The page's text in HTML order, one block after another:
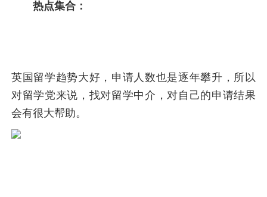
热点集合：
英国留学趋势大好，申请人数也是逐年攀升，所以
对留学党来说，找对留学中介，对自己的申请结果
会有很大帮助。